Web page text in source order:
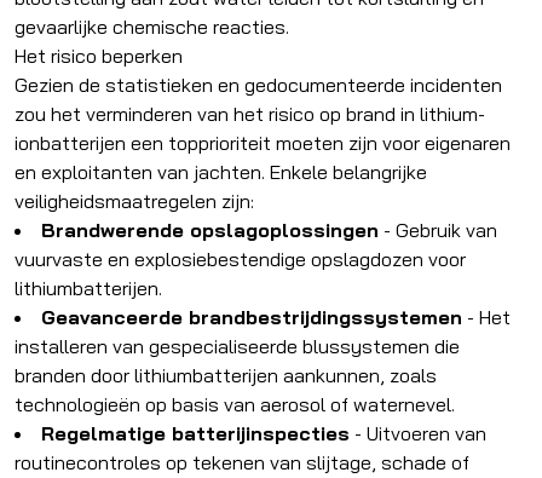
gevaarlijke chemische reacties.
Het risico beperken
Gezien de statistieken en gedocumenteerde incidenten
zou het verminderen van het risico op brand in lithium-
ionbatterijen een topprioriteit moeten zijn voor eigenaren
en exploitanten van jachten. Enkele belangrijke
veiligheidsmaatregelen zijn:
Brandwerende opslagoplossingen - Gebruik van
vuurvaste en explosiebestendige opslagdozen voor
lithiumbatterijen.
Geavanceerde brandbestrijdingssystemen - Het
installeren van gespecialiseerde blussystemen die
branden door lithiumbatterijen aankunnen, zoals
technologieën op basis van aerosol of waternevel.
Regelmatige batterijinspecties - Uitvoeren van
routinecontroles op tekenen van slijtage, schade of